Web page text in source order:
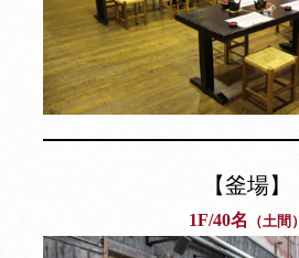
【釜場】
1F/40名 （土間）